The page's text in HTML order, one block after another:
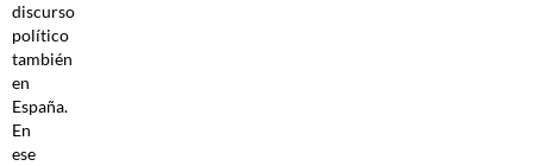
discurso
político
también
en
España.
En
ese